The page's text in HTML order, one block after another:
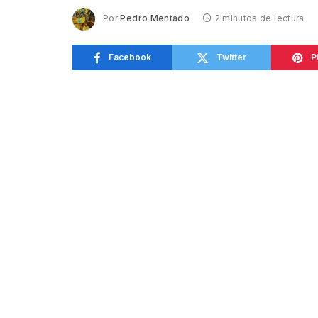
Por Pedro Mentado 2 minutos de lectura
Facebook Twitter